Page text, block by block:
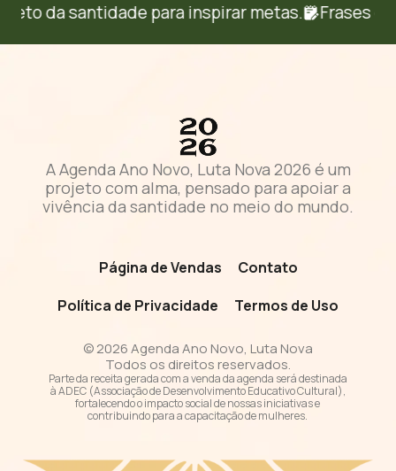
da santidade para inspirar metas. Frases
A Agenda Ano Novo, Luta Nova 2026 é um
projeto com alma, pensado para apoiar a
vivência da santidade no meio do mundo.
Página de Vendas
Contato
Política de Privacidade
Termos de Uso
© 2026 Agenda Ano Novo, Luta Nova
Todos os direitos reservados.
Parte da receita gerada com a venda da agenda será destinada
à ADEC (Associação de Desenvolvimento Educativo Cultural),
fortalecendo o impacto social de nossas iniciativas e
contribuindo para a capacitação de mulheres.